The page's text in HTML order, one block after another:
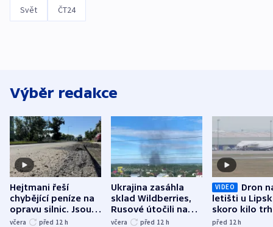
Svět ČT24
Výběr redakce
Hejtmani řeší
chybějící peníze na
opravu silnic. Jsou
nenárokové, namítá
včera před 12 h
Ukrajina zasáhla
sklad Wildberries,
Rusové útočili na
trh, hasiče či
včera před 12 h
VIDEO
Dron
letišti u
skoro kilo
indicie
před 12h